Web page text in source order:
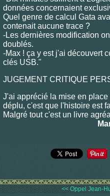
données concernaient
Quel genre de calcul Gata
contenait aucune trace ?
-Les dernières modification
doublés.
-Max ! ça y est j'ai découvert
clés USB."
JUGEMENT CRITIQUE
J'ai apprécié la mise en
déplu, c'est que l'histoire est
Malgré tout c'est un livre
<< Oppel Jean-